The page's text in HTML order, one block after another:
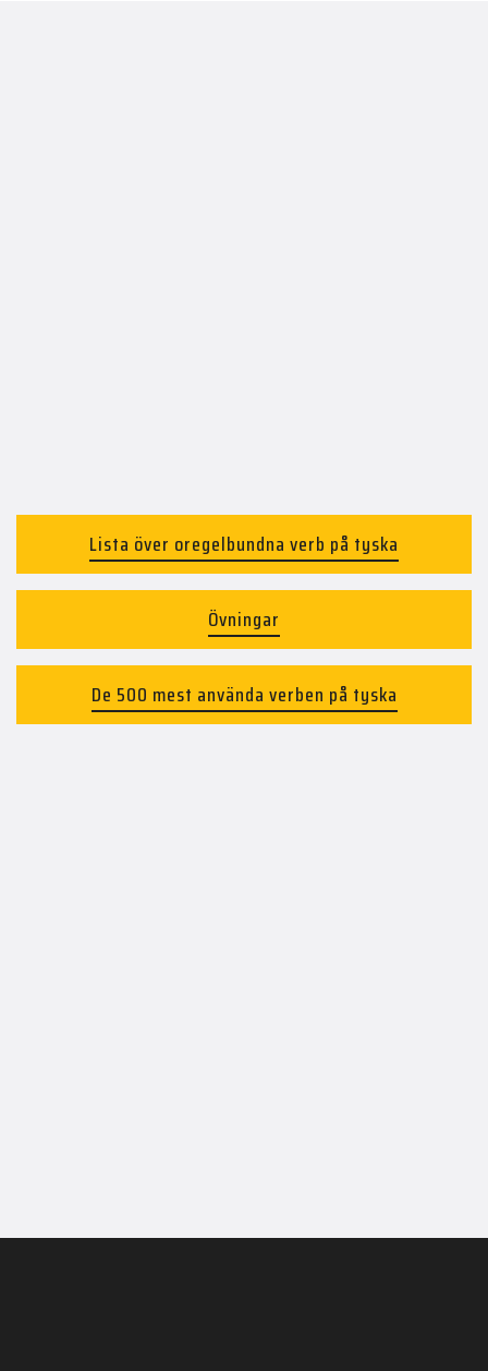
Lista över oregelbundna verb på tyska
Övningar
De 500 mest använda verben på tyska